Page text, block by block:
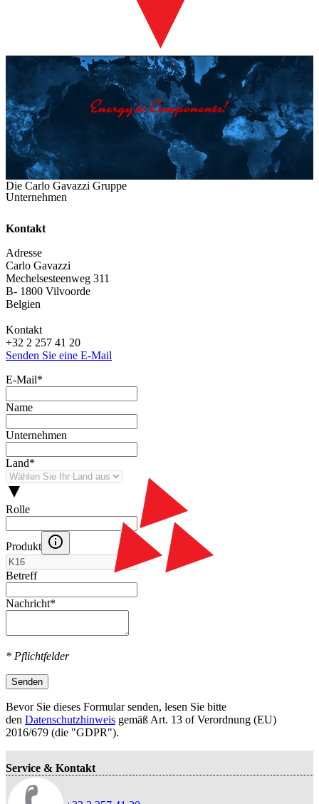
Die Carlo Gavazzi Gruppe
Unternehmen
Kontakt
Adresse
Carlo Gavazzi
Mechelsesteenweg 311
B- 1800 Vilvoorde
Belgien
Kontakt
+32 2 257 41 20
Senden Sie eine E-Mail
E-Mail*
Name
Unternehmen
Land*
Rolle
Produkt
Betreff
Nachricht*
* Pflichtfelder
Senden
Bevor Sie dieses Formular senden, lesen Sie bitte
den Datenschutzhinweis gemäß Art. 13 оf Verordnung (EU)
2016/679 (die "GDPR").
Service & Kontakt